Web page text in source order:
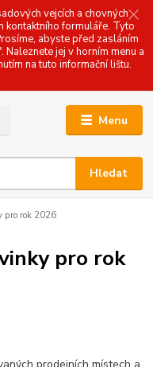
vejcích a chovných
kontaktního formuláře. Tyto
abyste před zasláním
jej v horním menu a
na tuto informační lištu.
Menu
Hledat
pro rok 2026
pro rok